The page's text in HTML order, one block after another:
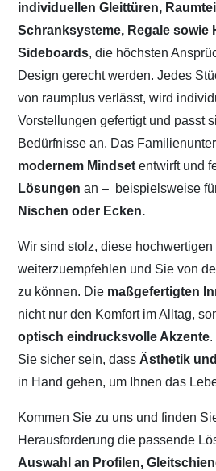
individuellen Gleittüren,
Schranksysteme, Regale sowie
Sideboards, die höchsten
Design gerecht werden. Jedes
von raumplus verlässt, wird
Vorstellungen gefertigt und passt
Bedürfnisse an. Das
modernem Mindset entwirft und
Lösungen an – beispielsweise
Nischen oder Ecken.
Wir sind stolz, diese
weiterzuempfehlen und Sie von
zu können. Die maßgefertigten
nicht nur den Komfort im Alltag,
optisch eindrucksvolle Akzente.
Sie sicher sein, dass Ästhetik
in Hand gehen, um Ihnen das
Kommen Sie zu uns und finden
Herausforderung die passende
Auswahl an Profilen,